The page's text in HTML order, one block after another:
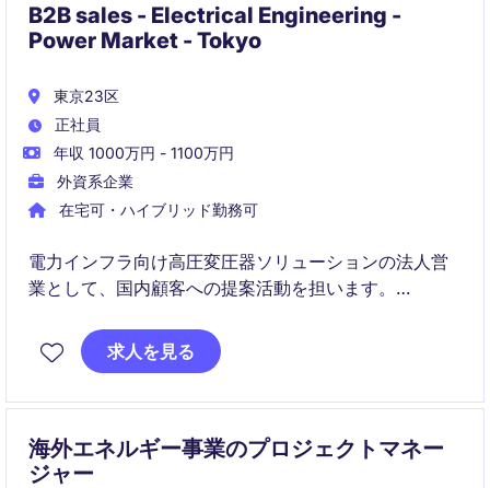
B2B sales - Electrical Engineering -
Power Market - Tokyo
東京23区
正社員
年収 1000万円 - 1100万円
外資系企業
在宅可・ハイブリッド勤務可
電力インフラ向け高圧変圧器ソリューションの法人営
業として、国内顧客への提案活動を担います。
技術部門やプロジェクトチームと連携しながら、受注
から納入まで一貫して関与する役割です。
求人を見る
海外エネルギー事業のプロジェクトマネー
ジャー